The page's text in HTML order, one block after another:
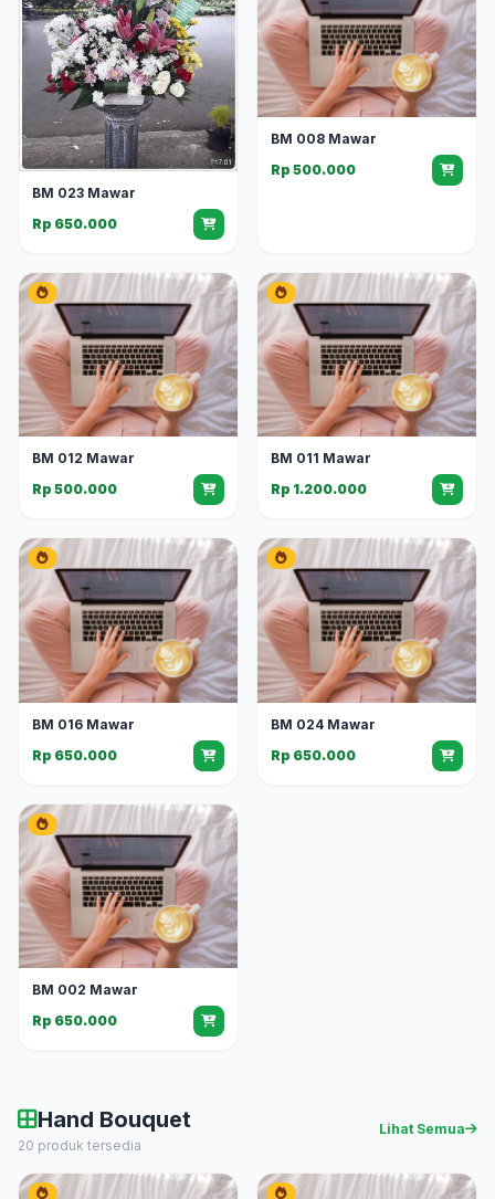
BM 023 Mawar
Rp 650.000
BM 008 Mawar
Rp 500.000
BM 012 Mawar
Rp 500.000
BM 011 Mawar
Rp 1.200.000
BM 016 Mawar
Rp 650.000
BM 024 Mawar
Rp 650.000
BM 002 Mawar
Rp 650.000
Hand Bouquet
20 produk tersedia
Lihat Semua